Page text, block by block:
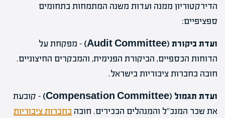
הדירקטוריון ממנה ועדות משנה המתמחות בתחומים
ספציפיים:
ועדת ביקורת (Audit Committee)
– מפקחת על
הדוחות הכספיים, הביקורת הפנימית, והמבקרים החיצוניים.
חובה בחברות ציבוריות בישראל.
ועדת תגמול (Compensation Committee)
– קובעת
את שכר המנכ"ל והמנהלים הבכירים. חובה בחברות ציבוריות